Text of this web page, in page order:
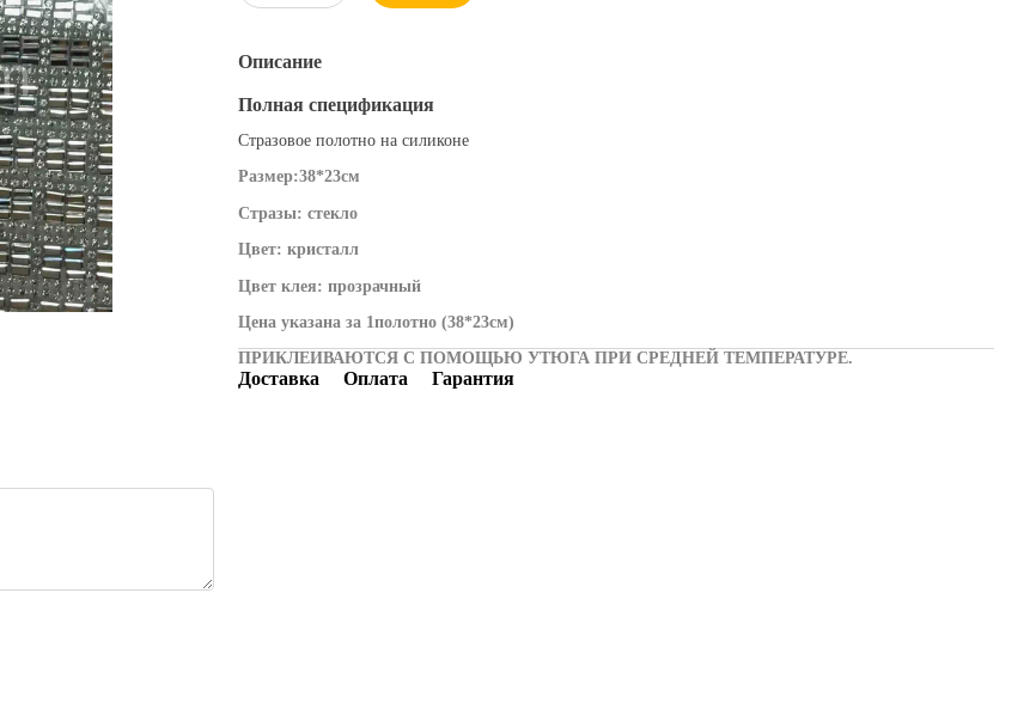
Описание
Полная спецификация
Стразовое полотно на силиконе
Размер:38*23см
Стразы: стекло
Цвет: кристалл
Цвет клея: прозрачный
Цена указана за 1полотно (38*23см)
ПРИКЛЕИВАЮТСЯ С ПОМОЩЬЮ УТЮГА ПРИ СРЕДНЕЙ ТЕМПЕРАТУРЕ.
Доставка Оплата Гарантия